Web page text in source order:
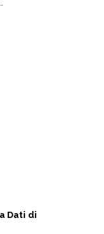
Dati di